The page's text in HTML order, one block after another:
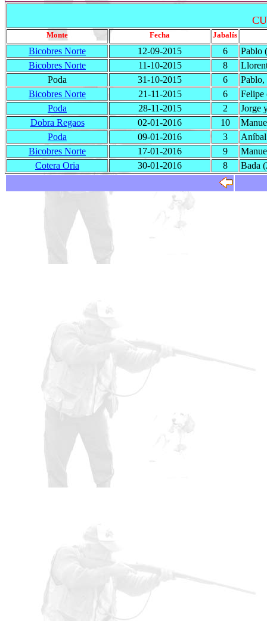
Monte Fecha Jabalís
Bicobres Norte 12-09-2015 6
Pablo
Bicobres Norte
11-10-2015 8
Poda
31-10-2015 6
Pablo,
Bicobres Norte
21-11-2015 6
Felipe
Poda
28-11-2015 2
Jorge
Dobra Regaos
02-01-2016 10
Poda
09-01-2016 3
Bicobres Norte
17-01-2016 9
Cotera Oria
30-01-2016 8 Bada